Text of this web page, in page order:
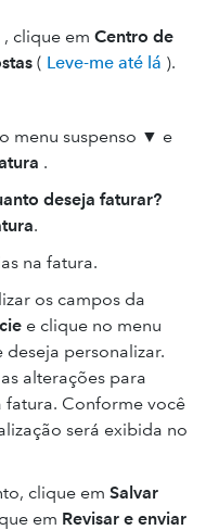
, clique em Centro de
( Leve-me até lá ).
menu suspenso ▼ e
.
deseja faturar?
.
na fatura.
os campos da
e clique no menu
personalizar.
alterações para
Conforme você
será exibida no
clique em Salvar
em Revisar e enviar